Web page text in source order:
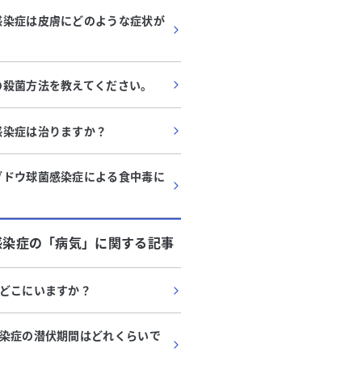
症は皮膚にどのような症状が
菌方法を教えてください。
症は治りますか？
ウ球菌感染症による食中毒に
症の「病気」に関する記事
こにいますか？
症の潜伏期間はどれくらいで